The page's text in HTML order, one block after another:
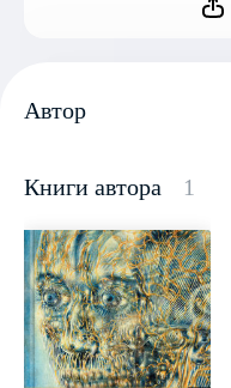
Автор
Книги автора 1